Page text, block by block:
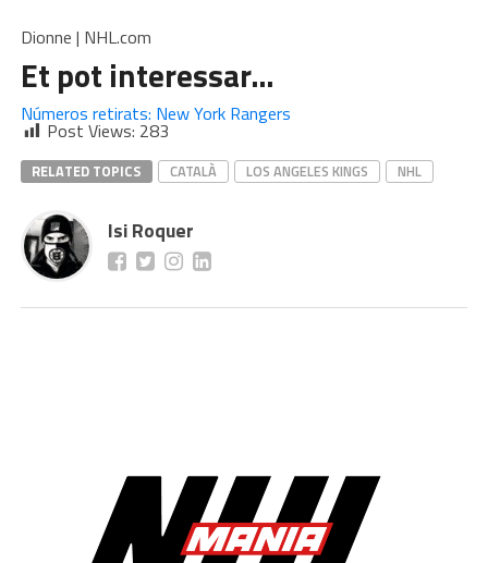
Dionne | NHL.com
Et pot interessar…
Números retirats: New York Rangers
Post Views: 283
RELATED TOPICS CATALÀ LOS ANGELES KINGS NHL
Isi Roquer